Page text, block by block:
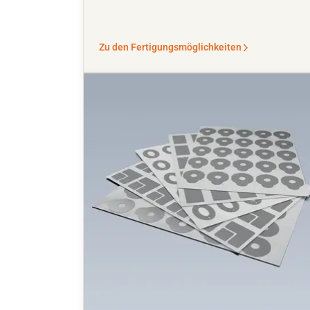
Zu den Fertigungsmöglichkeiten